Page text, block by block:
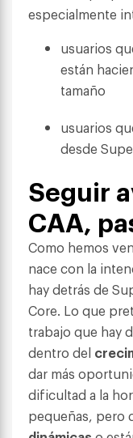
especialmente
usuarios
están
tamaño
usuarios
desde
Seguir
CAA,
Como hemos
nace con la
hay detrás de
Core. Lo que
trabajo que hay
dentro del
dar más
dificultad a la
pequeñas, pero